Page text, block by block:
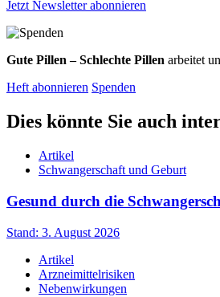
Jetzt Newsletter abonnieren
Gute Pillen – Schlechte Pillen arbeitet
Heft abonnieren Spenden
Dies könnte Sie auch
Artikel
Schwangerschaft und Geburt
Gesund durch die
Stand: 3. August 2026
Artikel
Arzneimittelrisiken
Nebenwirkungen